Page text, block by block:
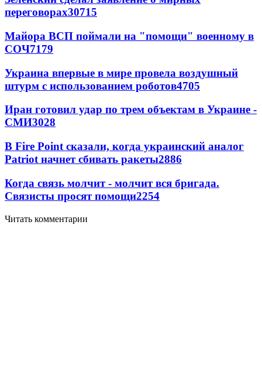
переговорах30715
Майора ВСП поймали на "помощи" военному в
СОЧ7179
Украина впервые в мире провела воздушный
штурм с использованием роботов4705
Иран готовил удар по трем объектам в Украине -
СМИ3028
В Fire Point сказали, когда украинский аналог
Patriot начнет сбивать ракеты2886
Когда связь молчит - молчит вся бригада.
Связисты просят помощи2254
Читать комментарии